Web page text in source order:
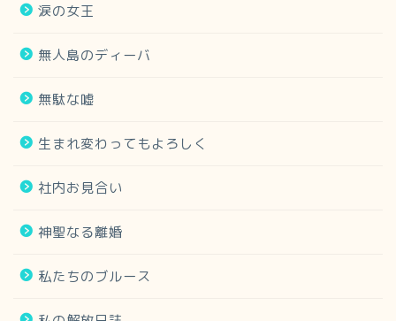
涙の女王
無人島のディーバ
無駄な嘘
生まれ変わってもよろしく
社内お見合い
神聖なる離婚
私たちのブルース